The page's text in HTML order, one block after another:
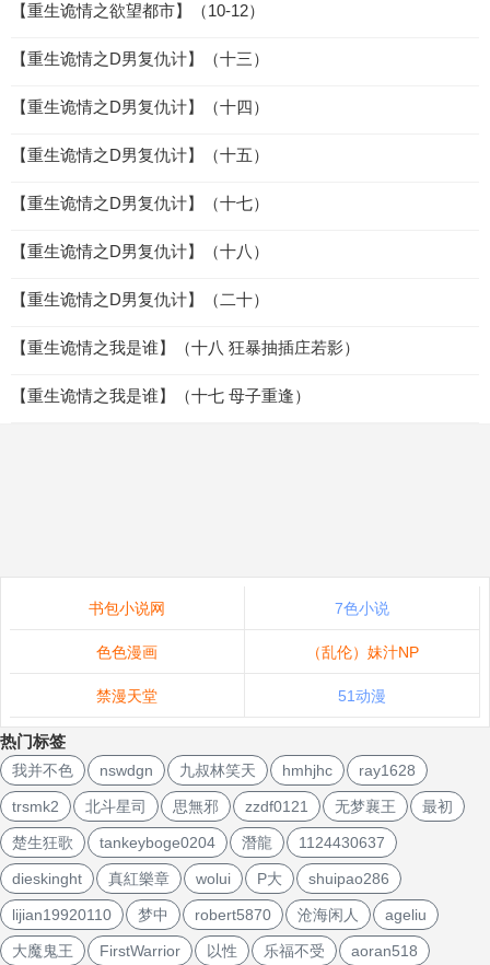
【重生诡情之欲望都市】（10-12）
【重生诡情之D男复仇计】（十三）
【重生诡情之D男复仇计】（十四）
【重生诡情之D男复仇计】（十五）
【重生诡情之D男复仇计】（十七）
【重生诡情之D男复仇计】（十八）
【重生诡情之D男复仇计】（二十）
【重生诡情之我是谁】（十八 狂暴抽插庄若影）
【重生诡情之我是谁】（十七 母子重逢）
书包小说网 7色小说
色色漫画 （乱伦）妹汁NP
禁漫天堂 51动漫
热门标签
我并不色 nswdgn 九叔林笑天 hmhjhc ray1628
trsmk2 北斗星司 思無邪 zzdf0121 无梦襄王 最初
楚生狂歌 tankeyboge0204 潛龍 1124430637
dieskinght 真紅樂章 wolui P大 shuipao286
lijian19920110 梦中 robert5870 沧海闲人 ageliu
大魔鬼王 FirstWarrior 以性 乐福不受 aoran518